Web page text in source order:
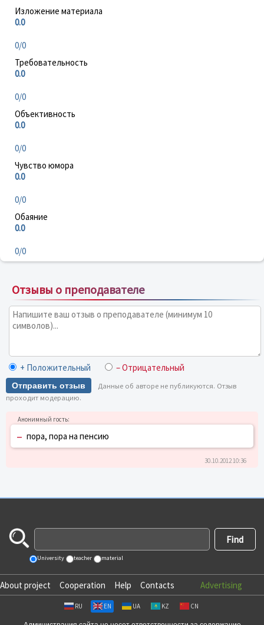
Изложение материала
0.0
0/0
Требовательность
0.0
0/0
Объективность
0.0
0/0
Чувство юмора
0.0
0/0
Обаяние
0.0
0/0
Отзывы о преподавателе
+ Положительный – Отрицательный
Отправить отзыв
Данные об авторе не публикуются. Отзыв
проходит модерацию.
– пора, пора на пенсию
30.10.2012 10:36
University teacher material
About project Cooperation Help Contacts Advertising
RU EN UA KZ CN